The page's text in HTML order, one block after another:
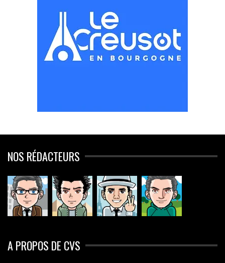
NOS RÉDACTEURS
A PROPOS DE CVS